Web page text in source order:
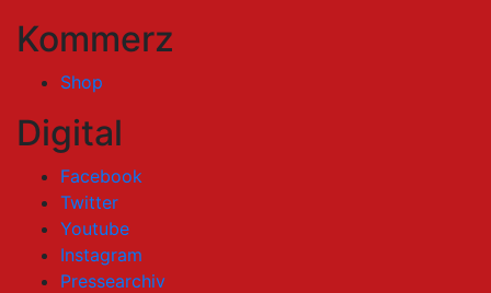
Kommerz
Shop
Digital
Facebook
Twitter
Youtube
Instagram
Pressearchiv